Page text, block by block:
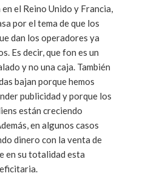
el Reino Unido y Francia,
por el tema de que los
dan los operadores ya
Es decir, que fon es un
y no una caja. También
bajan porque hemos
publicidad y porque los
están creciendo
dinero con la venta de
en su totalidad esta